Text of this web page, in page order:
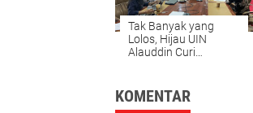
Tak Banyak yang
Lolos, Hijau UIN
Alauddin Curi
KOMENTAR